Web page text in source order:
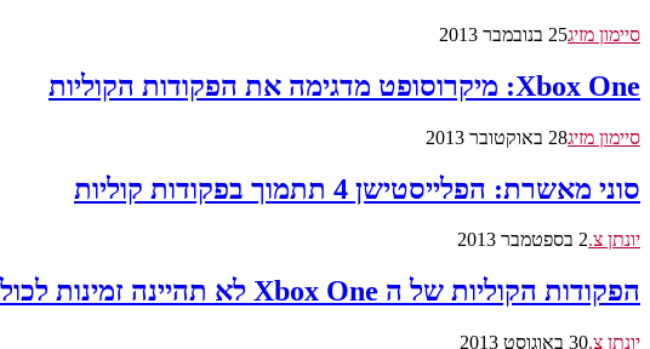
סיימון מזיג25 בנובמבר 2013
Xbox One: מיקרוסופט מדגימה את הפקודות הקוליות
סיימון מזיג28 באוקטובר 2013
סוני מאשרת: הפלייסטישן 4 תתמוך בפקודות קוליות
יונתן צ.2 בספטמבר 2013
הפקודות הקוליות של ה Xbox One לא תהיינה זמינות לכולם בהשקה
יונתן צ.30 באוגוסט 2013